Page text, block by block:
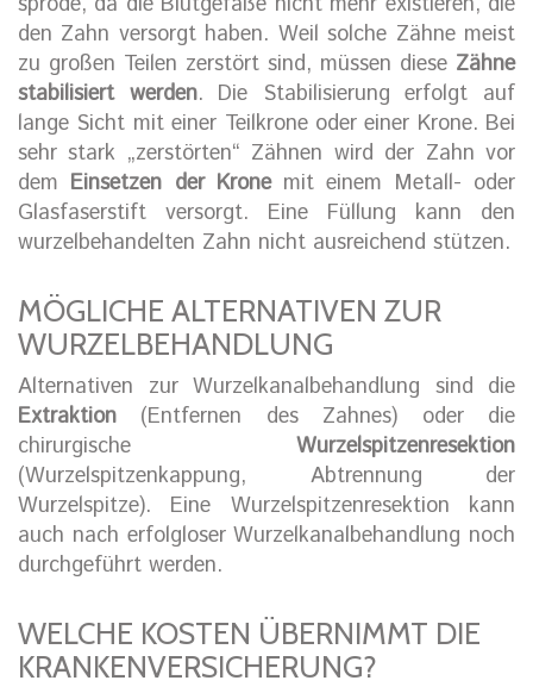
den Zahn versorgt haben. Weil solche Zähne meist
zu großen Teilen zerstört sind, müssen diese Zähne
stabilisiert werden. Die Stabilisierung erfolgt auf
lange Sicht mit einer Teilkrone oder einer Krone. Bei
sehr stark „zerstörten“ Zähnen wird der Zahn vor
dem Einsetzen der Kronemit einem Metall- oder
Glasfaserstift versorgt. Eine Füllung kann den
wurzelbehandelten Zahn nicht ausreichend stützen.
MÖGLICHE ALTERNATIVEN ZUR
WURZELBEHANDLUNG
Alternativen zur Wurzelkanalbehandlung sind die
Extraktion (Entfernen des Zahnes) oder die
chirurgische Wurzelspitzenresektion
(Wurzelspitzenkappung, Abtrennung der
Wurzelspitze). Eine Wurzelspitzenresektion kann
auch nach erfolgloser Wurzelkanalbehandlung noch
durchgeführt werden.
WELCHE KOSTEN ÜBERNIMMT DIE
KRANKENVERSICHERUNG?